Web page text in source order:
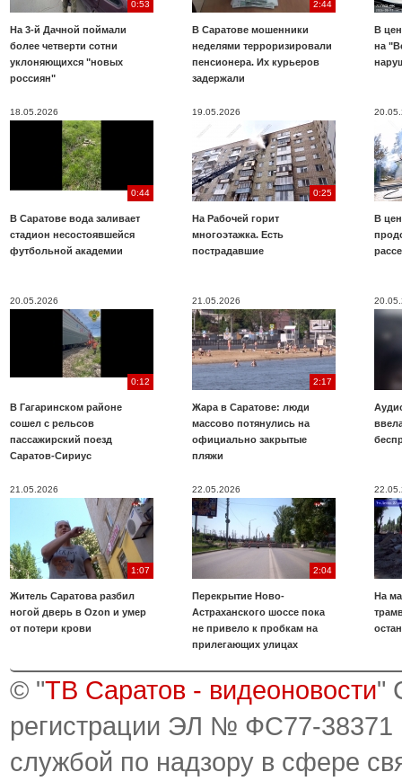
0:53
На 3-й Дачной поймали
более четверти сотни
уклоняющихся "новых
россиян"
2:44
В Саратове мошенники
неделями терроризировали
пенсионера. Их курьеров
задержали
В
на
18.05.2026
0:44
В Саратове вода заливает
стадион несостоявшейся
футбольной академии
19.05.2026
0:25
На Рабочей горит
многоэтажка. Есть
пострадавшие
В
20.05.2026
0:12
В Гагаринском районе
сошел с рельсов
пассажирский поезд
Саратов-Сириус
21.05.2026
2:17
Жара в Саратове: люди
массово потянулись на
официально закрытые
пляжи
21.05.2026
1:07
Житель Саратова разбил
ногой дверь в Ozon и умер
от потери крови
22.05.2026
2:04
Перекрытие Ново-
Астраханского шоссе пока
не привело к пробкам на
прилегающих улицах
На
© "ТВ Саратов - видеоновости"
регистрации ЭЛ № ФС77-38371
службой по надзору в сфере